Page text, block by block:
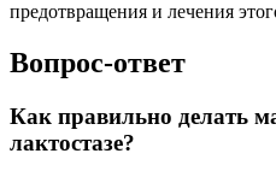
предотвращения и лечения
Вопрос-ответ
Как правильно делать
лактостазе?